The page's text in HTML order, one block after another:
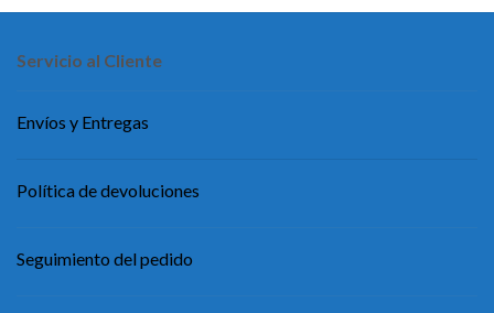
Servicio al Cliente
Envíos y Entregas
Política de devoluciones
Seguimiento del pedido